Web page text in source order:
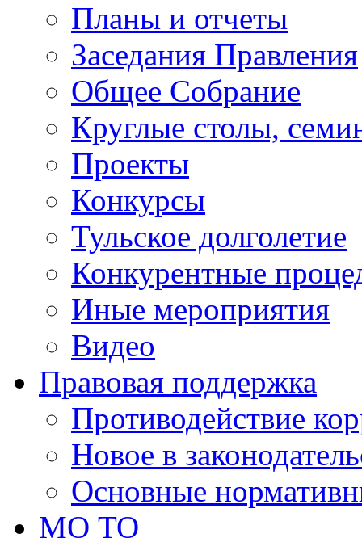
Планы и отчеты
Заседания Правления
Общее Собрание
Круглые столы,
Проекты
Конкурсы
Тульское долголетие
Конкурентные
Иные мероприятия
Видео
Правовая поддержка
Противодействие
Новое в
Основные
МО ТО